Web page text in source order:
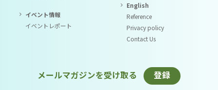
イベント情報
イベントレポート
English
Reference
Privacy policy
Contact Us
メールマガジンを受け取る 登録